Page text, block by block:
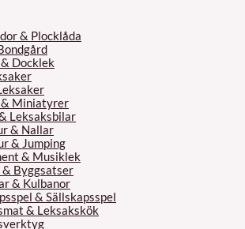
& Plocklåda
Docklek
& Miniatyrer
Leksaksbilar
& Nallar
& Jumping
& Musiklek
& Byggsatser
& Kulbanor
& Sällskapsspel
& Leksakskök